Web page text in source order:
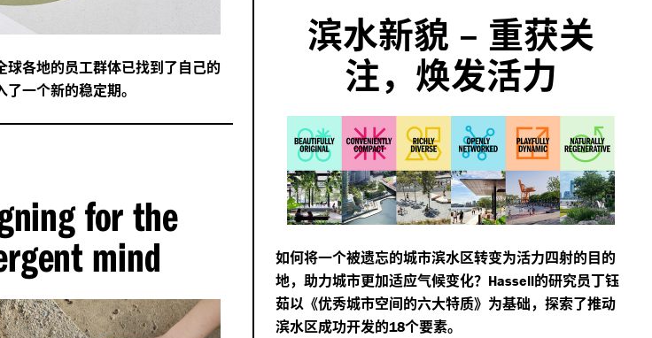
球各地的员工群体已找到了自己的
一个新的稳定期。
滨水新貌 – 重获关
注，焕发活力
如何将一个被遗忘的城市滨水区转变为活力四射的目的
地，助力城市更加适应气候变化？ Hassell的研究员丁钰
茹以《优秀城市空间的六大特质》为基础，探索了推动
滨水区成功开发的18个要素。
for the
mind